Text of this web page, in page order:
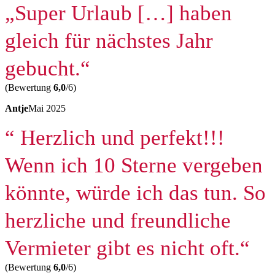
„Super Urlaub […] haben
gleich für nächstes Jahr
gebucht.“
(Bewertung 6,0/6)
AntjeMai 2025
“ Herzlich und perfekt!!!
Wenn ich 10 Sterne vergeben
könnte, würde ich das tun. So
herzliche und freundliche
Vermieter gibt es nicht oft.“
(Bewertung 6,0/6)